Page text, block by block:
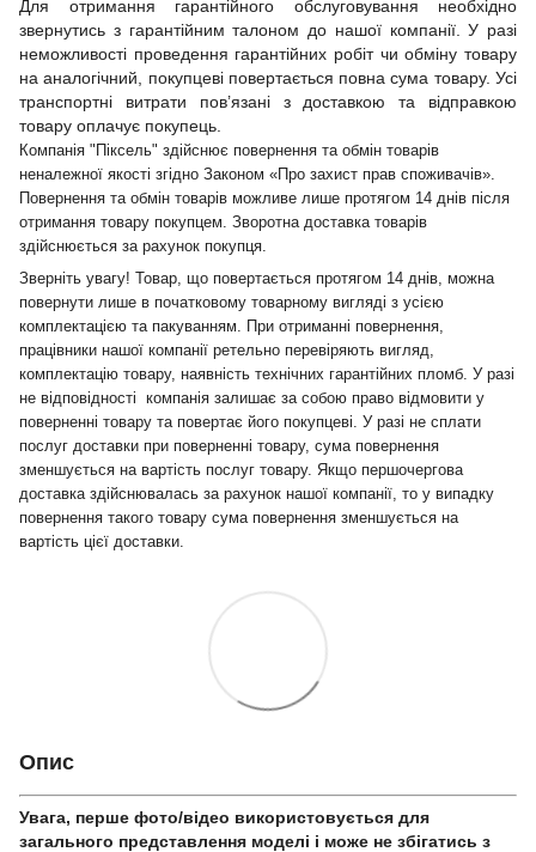
Для отримання гарантійного обслуговування необхідно
звернутись з гарантійним талоном до нашої компанії. У разі
неможливості проведення гарантійних робіт чи обміну товару
на аналогічний, покупцеві повертається повна сума товару. Усі
транспортні витрати пов’язані з доставкою та відправкою
товару оплачує покупець.
Компанія "Піксель" здійснює повернення та обмін товарів
неналежної якості згідно Законом «Про захист прав споживачів».
Повернення та обмін товарів можливе лише протягом 14 днів після
отримання товару покупцем. Зворотна доставка товарів
здійснюється за рахунок покупця.
Зверніть увагу! Товар, що повертається протягом 14 днів, можна
повернути лише в початковому товарному вигляді з усією
комплектацією та пакуванням. При отриманні повернення,
працівники нашої компанії ретельно перевіряють вигляд,
комплектацію товару, наявність технічних гарантійних пломб. У разі
не відповідності компанія залишає за собою право відмовити у
поверненні товару та повертає його покупцеві. У разі не сплати
послуг доставки при поверненні товару, сума повернення
зменшується на вартість послуг товару. Якщо першочергова
доставка здійснювалась за рахунок нашої компанії, то у випадку
повернення такого товару сума повернення зменшується на
вартість цієї доставки.
Опис
Увага, перше фото/відео використовується для
загального представлення моделі і може не збігатись з